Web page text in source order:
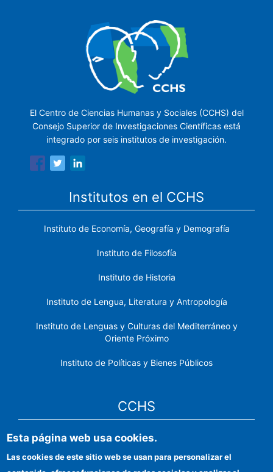
El Centro de Ciencias Humanas y Sociales (CCHS) del
Consejo Superior de Investigaciones Científicas está
integrado por seis institutos de investigación.
Institutos en el CCHS
Instituto de Economía, Geografía y Demografía
Instituto de Filosofía
Instituto de Historia
Instituto de Lengua, Literatura y Antropología
Instituto de Lenguas y Culturas del Mediterráneo y
Oriente Próximo
Instituto de Políticas y Bienes Públicos
CCHS
Sede electrónica CSIC
Identidad institucional
Esta página web usa cookies.
Las cookies de este sitio web se usan para personalizar el